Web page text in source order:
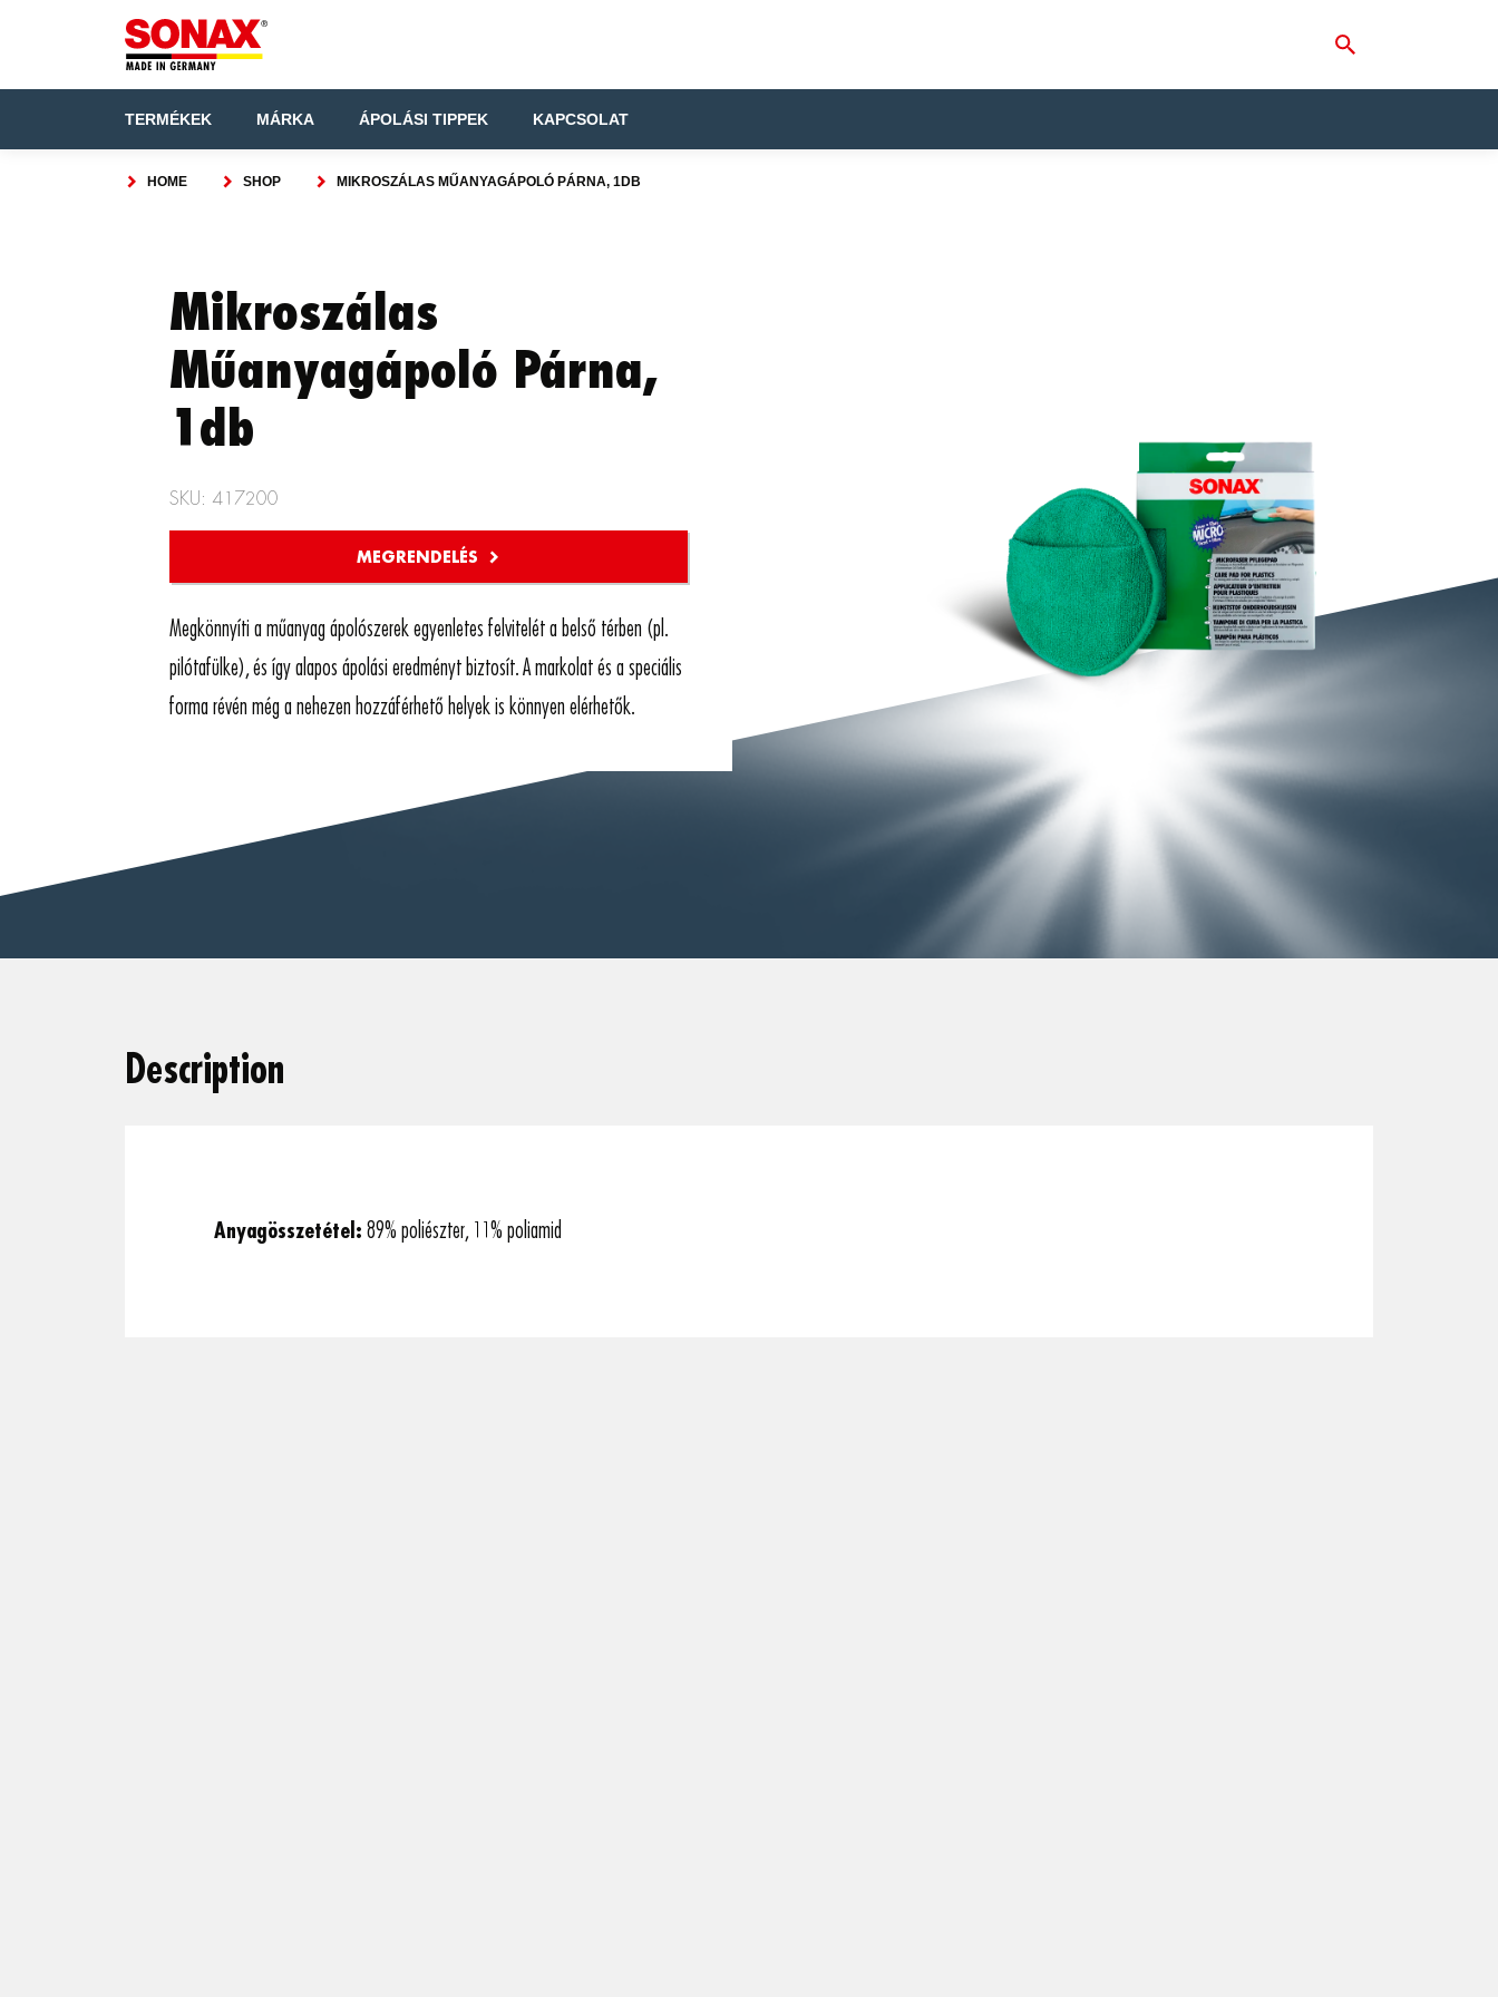
TERMÉKEK MÁRKA ÁPOLÁSI TIPPEK KAPCSOLAT
HOME SHOP MIKROSZÁLAS MŰANYAGÁPOLÓ PÁRNA, 1DB
Mikroszálas
Műanyagápoló Párna,
1db
SKU: 417200
Megkönnyíti a műanyag ápolószerek egyenletes felvitelét a belső térben (pl.
pilótafülke), és így alapos ápolási eredményt biztosít. A markolat és a speciális
forma révén még a nehezen hozzáférhető helyek is könnyen elérhetők.
Description
Anyagösszetétel: 89% poliészter, 11% poliamid